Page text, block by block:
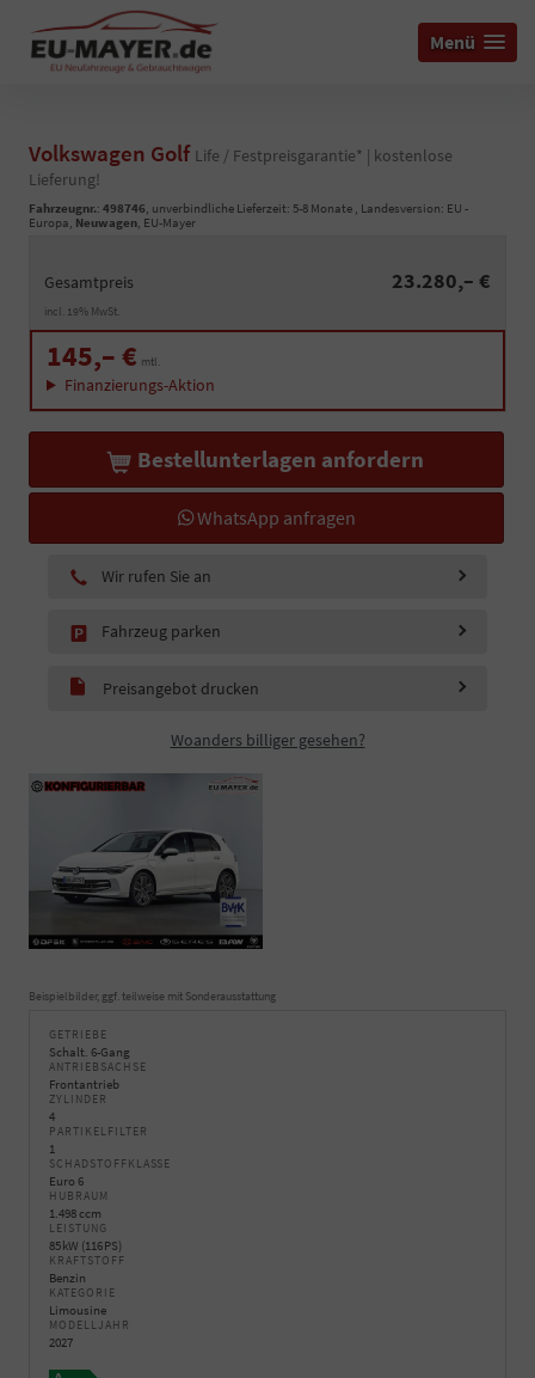
Menü
Volkswagen Golf Life / Festpreisgarantie* | kostenlose
Lieferung!
Fahrzeugnr.: 498746, unverbindliche Lieferzeit: 5-8 Monate , Landesversion: EU -
Europa, Neuwagen, EU-Mayer
Gesamtpreis 23.280,– €
incl. 19% MwSt.
145,– € mtl.
Finanzierungs-Aktion
WhatsApp anfragen
Bestellunterlagen anfordern
Wir rufen Sie an
Fahrzeug parken
Preisangebot drucken
Woanders billiger gesehen?
Beispielbilder, ggf. teilweise mit Sonderausstattung
GETRIEBE
Schalt. 6-Gang
ANTRIEBSACHSE
Frontantrieb
ZYLINDER
4
PARTIKELFILTER
1
SCHADSTOFFKLASSE
Euro 6
HUBRAUM
1.498 ccm
LEISTUNG
85 kW (116 PS)
KRAFTSTOFF
Benzin
KATEGORIE
Limousine
MODELLJAHR
2027